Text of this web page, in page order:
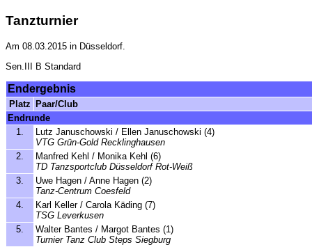
Tanzturnier
Am 08.03.2015 in Düsseldorf.
Sen.III B Standard
Endergebnis
Platz
Paar/Club
Endrunde
1.
Lutz Januschowski / Ellen Januschowski (4)
VTG Grün-Gold Recklinghausen
2.
Manfred Kehl / Monika Kehl (6)
TD Tanzsportclub Düsseldorf Rot-Weiß
3.
Uwe Hagen / Anne Hagen (2)
Tanz-Centrum Coesfeld
4.
Karl Keller / Carola Käding (7)
TSG Leverkusen
5.
Walter Bantes / Margot Bantes (1)
Turnier Tanz Club Steps Siegburg